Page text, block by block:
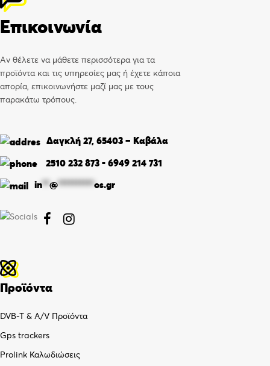
Επικοινωνία
Αν θέλετε να μάθετε περισσότερα για τα
προϊόντα και τις υπηρεσίες μας ή έχετε κάποια
απορία, επικοινωνήστε μαζί μας με τους
παρακάτω τρόπους.
Δαγκλή 27, 65403 – Καβάλα
2510 232 873 - 6949 214 731
in**@**********os.gr
 
Προϊόντα
DVB-T & A/V Προϊόντα
Gps trackers
Prolink Καλωδιώσεις